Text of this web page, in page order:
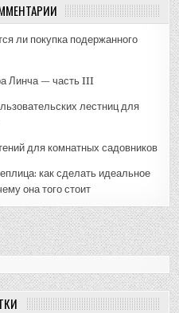
ли покупка подержанного
Линча — часть III
лестниц для
для комнатных садовников
как сделать идеальное
она того стоит